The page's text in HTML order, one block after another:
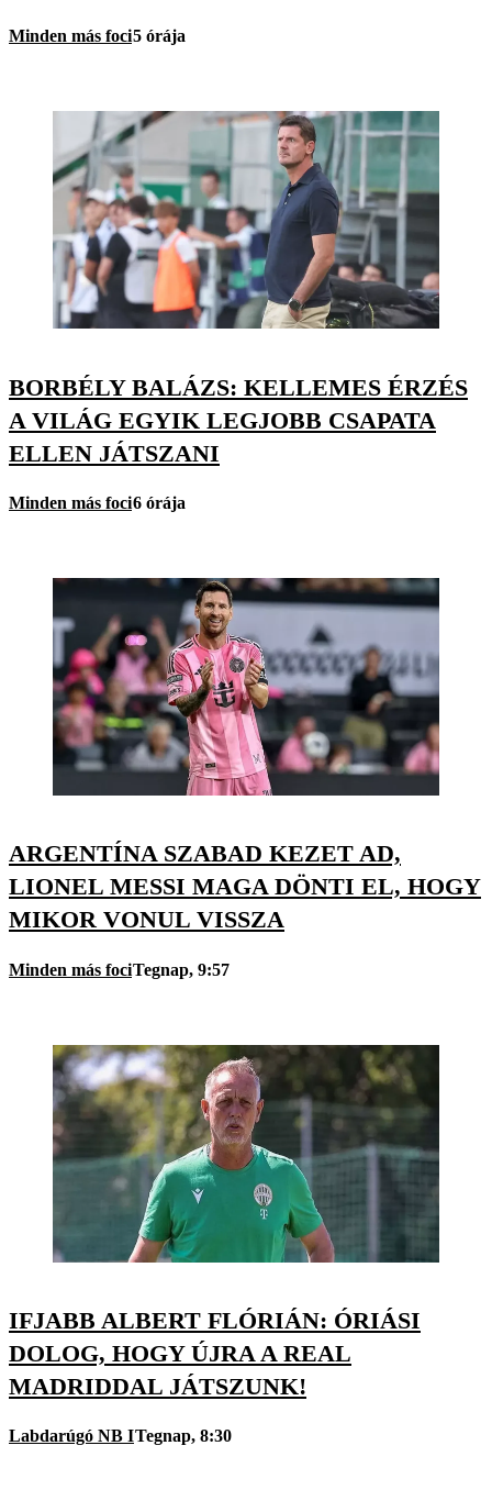
Minden más foci5 órája
BORBÉLY BALÁZS: KELLEMES ÉRZÉS
A VILÁG EGYIK LEGJOBB CSAPATA
ELLEN JÁTSZANI
Minden más foci6 órája
ARGENTÍNA SZABAD KEZET AD,
LIONEL MESSI MAGA DÖNTI EL, HOGY
MIKOR VONUL VISSZA
Minden más fociTegnap, 9:57
IFJABB ALBERT FLÓRIÁN: ÓRIÁSI
DOLOG, HOGY ÚJRA A REAL
MADRIDDAL JÁTSZUNK!
Labdarúgó NB ITegnap, 8:30